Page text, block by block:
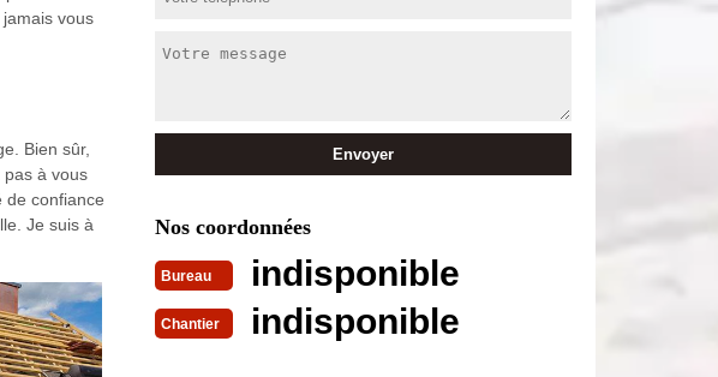
vous
Bien sûr,
à vous
de confiance
Je suis à
Nos coordonnées
Bureau indisponible
Chantier indisponible